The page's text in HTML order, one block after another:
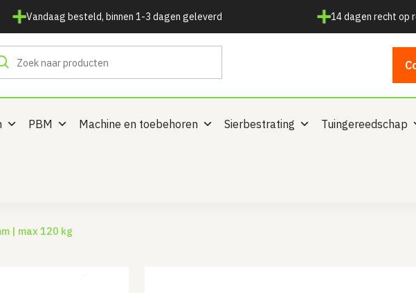
Vandaag besteld, binnen 1-3 dagen geleverd 14 dagen recht op
PBM Machine en toebehoren Sierbestrating Tuingereedschap
| max 120 kg